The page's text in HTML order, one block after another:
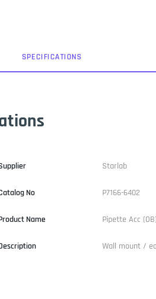
SPECIFICATIONS
Starlab
No P7166-6402
Name Pipette Acc (OB)
Wall mount /